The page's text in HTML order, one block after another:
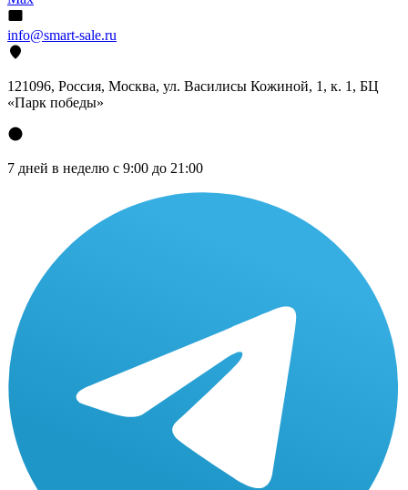
info@smart-sale.ru
121096, Россия, Москва, ул. Василисы Кожиной, 1, к. 1, БЦ
«Парк победы»
7 дней в неделю с 9:00 до 21:00